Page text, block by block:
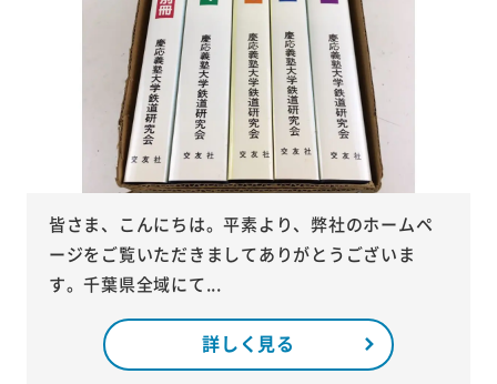
皆さま、こんにちは。平素より、弊社のホームペ
ージをご覧いただきましてありがとうございま
す。千葉県全域にて...
詳しく見る